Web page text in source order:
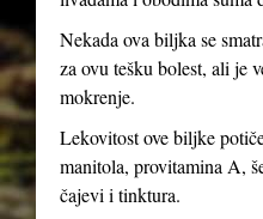
Nekada ova biljka se
za ovu tešku bolest, ali je
mokrenje.
Lekovitost ove biljke
manitola, provitamina A,
čajevi i tinktura.